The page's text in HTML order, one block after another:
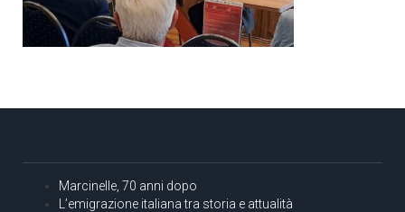
Marcinelle, 70 anni dopo
L’emigrazione italiana tra storia e attualità